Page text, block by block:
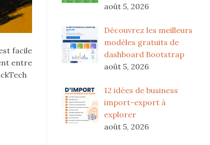
facile
entre
août 5, 2026
Découvrez les meilleurs
modèles gratuits de
dashboard Bootstrap
août 5, 2026
12 idées de business
import-export à
explorer
août 5, 2026